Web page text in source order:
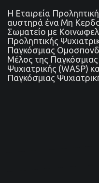
Η Εταιρεία
αυστηρά ένα Μη
Σωματείο με
Προληπτικής
Παγκόσμιας
Μέλος της Παγκόσμιας
Ψυχιατρικής (WASP)
Παγκόσμιας